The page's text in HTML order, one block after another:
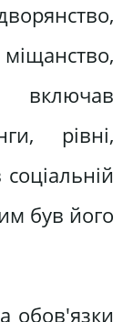
включав
рівні,
був його
обов'язки